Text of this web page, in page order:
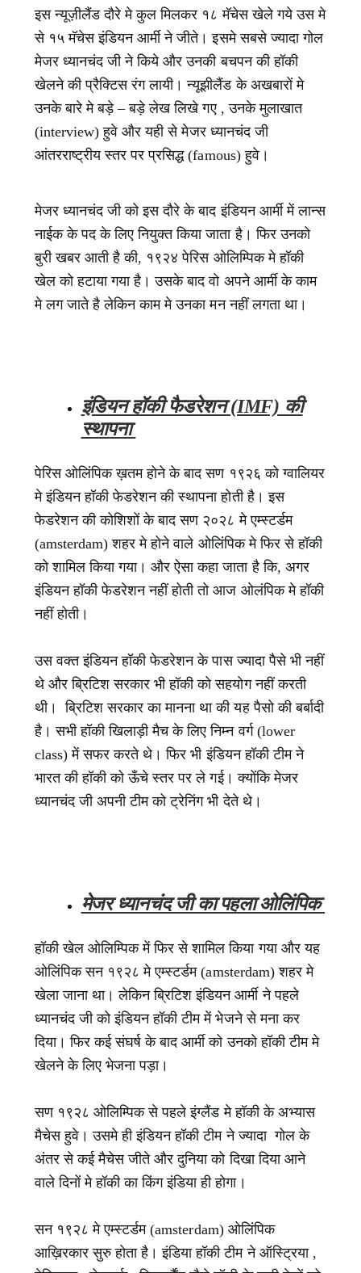
इस न्यूज़ीलैंड दौरे मे कुल मिलकर १८ मॅचेस खेले गये उस मे
से १५ मॅचेस इंडियन आर्मी ने जीते। इसमे सबसे ज्यादा गोल
मेजर ध्यानचंद जी ने किये और उनकी बचपन की हॉकी
खेलने की प्रैक्टिस रंग लायी। न्यूझीलैंड के अखबारों मे
उनके बारे मे बड़े – बड़े लेख लिखे गए , उनके मुलाखात
(interview) हुवे और यही से मेजर ध्यानचंद जी
आंतरराष्ट्रीय स्तर पर प्रसिद्ध (famous) हुवे।
मेजर ध्यानचंद जी को इस दौरे के बाद इंडियन आर्मी में लान्स
नाईक के पद के लिए नियुक्त किया जाता है। फिर उनको
बुरी खबर आती है की, १९२४ पेरिस ओलिम्पिक मे हॉकी
खेल को हटाया गया है। उसके बाद वो अपने आर्मी के काम
मे लग जाते है लेकिन काम मे उनका मन नहीं लगता था।
इंडियन हॉकी फैडरेशन (IMF) की
स्थापना
पेरिस ओलिंपिक ख़तम होने के बाद सण १९२६ को ग्वालियर
मे इंडियन हॉकी फेडरेशन की स्थापना होती है। इस
फेडरेशन की कोशिशों के बाद सण २०२८ मे एम्स्टर्डम
(amsterdam) शहर मे होने वाले ओलिंपिक मे फिर से हॉकी
को शामिल किया गया। और ऐसा कहा जाता है कि, अगर
इंडियन हॉकी फेडरेशन नहीं होती तो आज ओलंपिक मे हॉकी
नहीं होती।
उस वक्त इंडियन हॉकी फेडरेशन के पास ज्यादा पैसे भी नहीं
थे और ब्रिटिश सरकार भी हॉकी को सहयोग नहीं करती
थी। ब्रिटिश सरकार का मानना था की यह पैसो की बर्बादी
है। सभी हॉकी खिलाड़ी मैच के लिए निम्न वर्ग (lower
class) में सफर करते थे। फिर भी इंडियन हॉकी टीम ने
भारत की हॉकी को ऊँचे स्तर पर ले गई। क्योंकि मेजर
ध्यानचंद जी अपनी टीम को ट्रेनिंग भी देते थे।
मेजर ध्यानचंद जी का पहला ओलिंपिक
हॉकी खेल ओलिम्पिक में फिर से शामिल किया गया और यह
ओलिंपिक सन १९२८ मे एम्स्टर्डम (amsterdam) शहर मे
खेला जाना था। लेकिन ब्रिटिश इंडियन आर्मी ने पहले
ध्यानचंद जी को इंडियन हॉकी टीम में भेजने से मना कर
दिया। फिर कई संघर्ष के बाद आर्मी को उनको हॉकी टीम मे
खेलने के लिए भेजना पड़ा।
सण १९२८ ओलिम्पिक से पहले इंग्लैंड मे हॉकी के अभ्यास
मैचेस हुवे। उसमे ही इंडियन हॉकी टीम ने ज्यादा गोल के
अंतर से कई मैचेस जीते और दुनिया को दिखा दिया आने
वाले दिनों मे हॉकी का किंग इंडिया ही होगा।
सन १९२८ मे एम्स्टर्डम (amsterdam) ओलिंपिक
आख़िरकार सुरु होता है। इंडिया हॉकी टीम ने ऑस्ट्रिया ,